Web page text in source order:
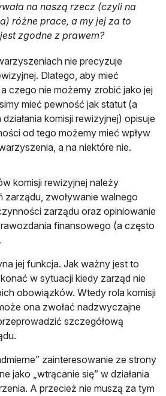
na naszą rzecz (czyli na
różne prace, a my jej za to
zgodne z prawem?
nie precyzuje
Dlatego, aby mieć
czego nie możemy zrobić jako jej
mieć pewność jak statut (a
komisji rewizyjnej) opisuje
od tego możemy mieć wpływ
a na niektóre nie.
komisji rewizyjnej należy
zarządu, zwoływanie walnego
zarządu oraz opiniowanie
finansowego (a często
jej funkcja. Jak ważny jest to
w sytuacji kiedy zarząd nie
obowiązków. Wtedy rola komisji
ona zwołać nadzwyczajne
szczegółową
zainteresowanie ze strony
jako „wtrącanie się” w działania
A przecież nie muszą za tym